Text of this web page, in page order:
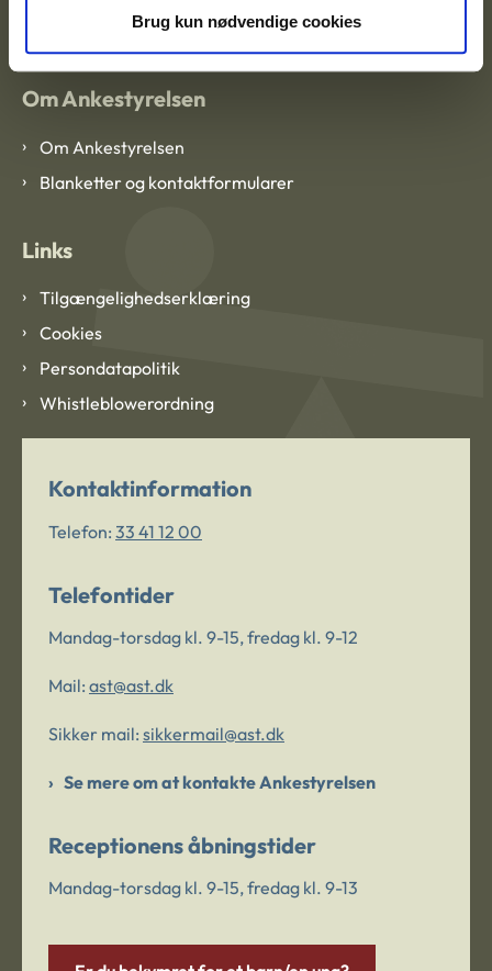
Brug kun nødvendige cookies
CVR: 1007 4002
Om Ankestyrelsen
Om Ankestyrelsen
Blanketter og kontaktformularer
Links
Tilgængelighedserklæring
Cookies
Persondatapolitik
Whistleblowerordning
Kontaktinformation
Telefon: 33 41 12 00
Telefontider
Mandag-torsdag kl. 9-15, fredag kl. 9-12
Mail: ast@ast.dk
Sikker mail: sikkermail@ast.dk
Se mere om at kontakte Ankestyrelsen
Receptionens åbningstider
Mandag-torsdag kl. 9-15, fredag kl. 9-13